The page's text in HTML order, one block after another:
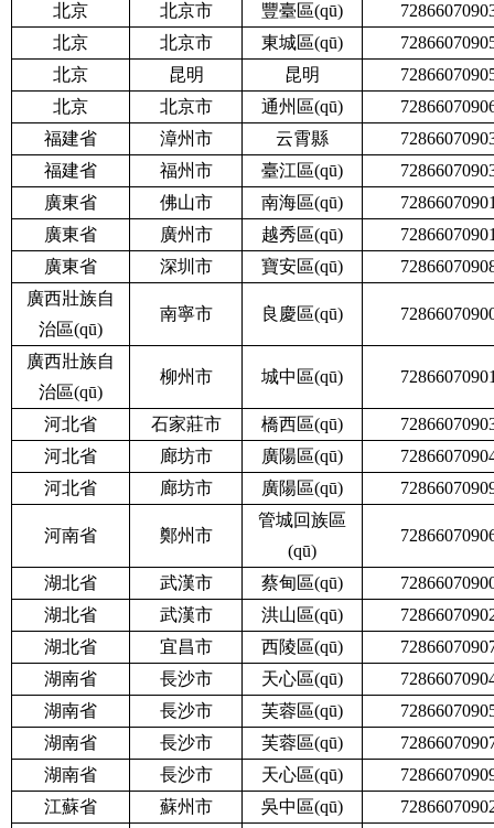
柏慕聯(lián)創(chuàng)為中南建筑設(shè)計院股份有限公司提供2021年新員工入職
北京
北京市 豐臺區(qū)
北京
北京市 東城區(qū)
北京
昆明 昆明
北京
北京市 通州區(qū)
福建省
漳州市 云霄縣
福建省
福州市 臺江區(qū)
廣東省
佛山市 南海區(qū)
廣東省
廣州市 越秀區(qū)
廣東省
深圳市 寶安區(qū)
廣西壯族自
治區(qū)
南寧市 良慶區(qū)
廣西壯族自
治區(qū)
柳州市 城中區(qū)
河北省 石家莊市 橋西區(qū)
河北省
廊坊市 廣陽區(qū)
河北省
廊坊市 廣陽區(qū)
河南省 鄭州市
管城回族區
(qū)
湖北省 武漢市 蔡甸區(qū)
湖北省
武漢市 洪山區(qū)
湖北省
宜昌市 西陵區(qū)
湖南省
長沙市 天心區(qū)
湖南省
長沙市 芙蓉區(qū)
湖南省
長沙市 芙蓉區(qū)
湖南省
長沙市 天心區(qū)
江蘇省
蘇州市 吳中區(qū)